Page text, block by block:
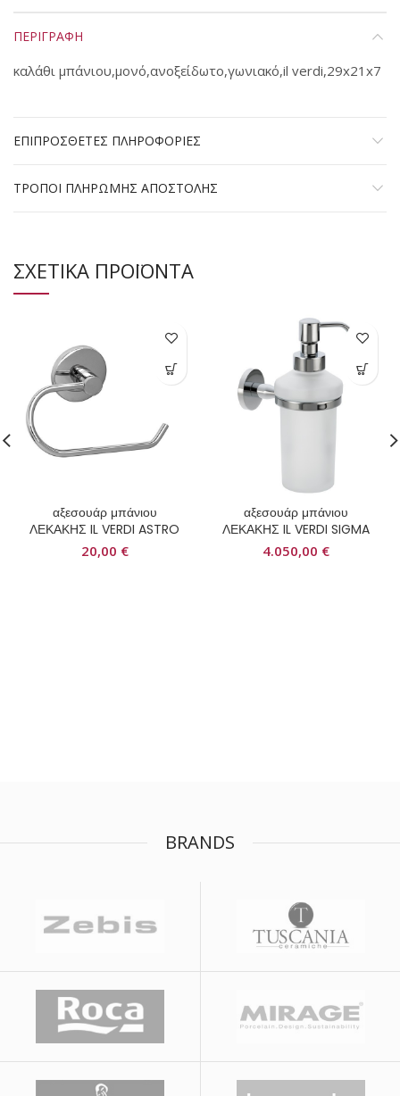
ΠΕΡΙΓΡΑΦΗ
καλάθι μπάνιου,μονό,ανοξείδωτο,γωνιακό,il verdi,29x21x7
ΕΠΙΠΡΟΣΘΕΤΕΣ ΠΛΗΡΟΦΟΡΙΕΣ
ΤΡΟΠΟΙ ΠΛΗΡΩΜΗΣ ΑΠΟΣΤΟΛΗΣ
ΣΧΕΤΙΚΑ ΠΡΟΪΟΝΤΑ
αξεσουάρ μπάνιου
ΛΕΚΑΚΗΣ IL VERDI ASTRO
20,00 €
αξεσουάρ μπάνιου
ΛΕΚΑΚΗΣ IL VERDI SIGMA
4.050,00 €
BRANDS